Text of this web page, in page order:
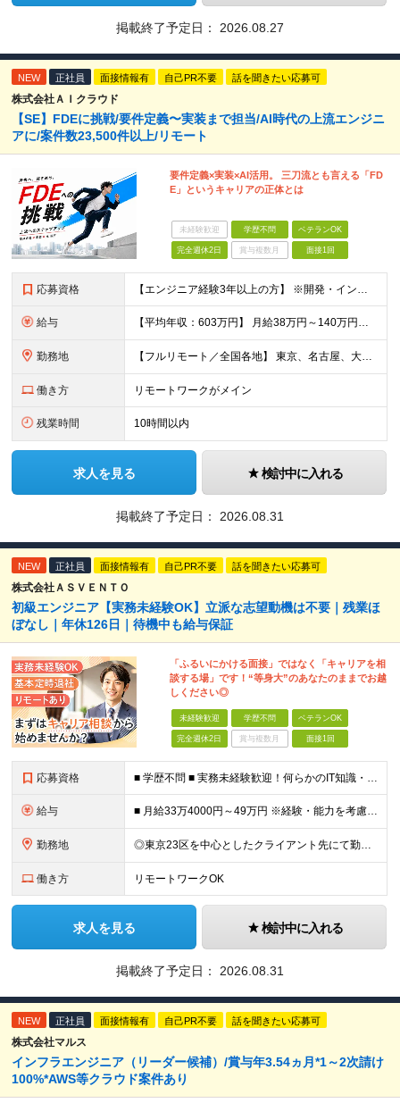
掲載終了予定日： 2026.08.27
NEW 正社員 面接情報有 自己PR不要 話を聞きたい応募可
株式会社ＡＩクラウド
【SE】FDEに挑戦/要件定義〜実装まで担当/AI時代の上流エンジニ
アに/案件数23,500件以上/リモート
要件定義×実装×AI活用。 三刀流とも言える「FD
E」というキャリアの正体とは
未経験歓迎 学歴不問 ベテランOK
完全週休2日 賞与複数月 面接1回
応募資格 【エンジニア経験3年以上の方】 ※開発・インフラ・工程・言語一切不問 ※文理・学歴不問 【歓迎条件】 ◆Python実務経験がある方 ◆LLM・生成AIを使った開発経験がある方 ◆要件定義・顧客折衝
給与 【平均年収：603万円】 月給38万円～140万円＋諸手当（経験者） 【平均年収603万円】 ※案件の契約内容や昇給額などはすべて開示します。 ※経験や能力を考慮し決定します。 ※月給には固定残業
勤務地 【フルリモート／全国各地】 東京、名古屋、大阪、福岡を中心とした全国のプロジェクトにアサイン。 ※プロジェクトは完全選択制です。 ※フルリモート、ハイブリッド型、常駐案件から自由に選択可能です。 ※転
働き方 リモートワークがメイン
残業時間 10時間以内
求人を見る 検討中に入れる
掲載終了予定日： 2026.08.31
NEW 正社員 面接情報有 自己PR不要 話を聞きたい応募可
株式会社ＡＳＶＥＮＴＯ
初級エンジニア【実務未経験OK】立派な志望動機は不要｜残業ほ
ぼなし｜年休126日｜待機中も給与保証
「ふるいにかける面接」ではなく「キャリアを相
談する場」です！“等身大”のあなたのままでお越
しください◎
未経験歓迎 学歴不問 ベテランOK
完全週休2日 賞与複数月 面接1回
応募資格 ■ 学歴不問 ■ 実務未経験歓迎！何らかのIT知識・学習経験をお持ちの方 （独学、ITスクール卒業生、少しだけ実務経験がある等、経験の浅い方も大歓迎です！） ＼こんな方にピッタリの環境です／ ◎面接
給与 ■ 月給33万4000円～49万円 ※経験・能力を考慮して優遇します。 ※上記には固定残業代（月30時間分・6万3500円～9万3100円）を含みます。超過分は全額支給。 ※待機期間中全額給与を保証
勤務地 ◎東京23区を中心としたクライアント先にて勤務いただきます（転居を伴う転勤なし） ◎在宅勤務も活用できます ■ 本社 東京都江戸川区南葛西3-5-3-402 (変更の範囲)上記を除く当社関連勤務地
働き方 リモートワークOK
求人を見る 検討中に入れる
掲載終了予定日： 2026.08.31
NEW 正社員 面接情報有 自己PR不要 話を聞きたい応募可
株式会社マルス
インフラエンジニア（リーダー候補）/賞与年3.54ヵ月*1～2次請け
100%*AWS等クラウド案件あり